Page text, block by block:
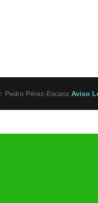
Pedro Pérez-Escariz Aviso